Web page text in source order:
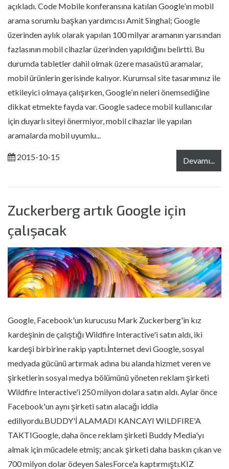
açıkladı. Code Mobile konferansına katılan Google’ın mobil
arama sorumlu başkan yardımcısı Amit Singhal; Google
üzerinden aylık olarak yapılan 100 milyar aramanın yarısından
fazlasının mobil cihazlar üzerinden yapıldığını belirtti. Bu
durumda tabletler dahil olmak üzere masaüstü aramalar,
mobil ürünlerin gerisinde kalıyor. Kurumsal site tasarımınız ile
etkileyici olmaya çalışırken, Google’ın neleri önemsediğine
dikkat etmekte fayda var. Google sadece mobil kullanıcılar
için duyarlı siteyi önermiyor, mobil cihazlar ile yapılan
aramalarda mobil uyumlu...
2015-10-15 Devamı...
Zuckerberg artık Google için
çalışacak
Google, Facebook'un kurucusu Mark Zuckerberg'in kız
kardeşinin de çalıştığı Wildfire Interactive'i satın aldı, iki
kardeşi birbirine rakip yaptı.İnternet devi Google, sosyal
medyada gücünü artırmak adına bu alanda hizmet veren ve
şirketlerin sosyal medya bölümünü yöneten reklam şirketi
Wildfire Interactive'i 250 milyon dolara satın aldı. Aylar önce
Facebook'un aynı şirketi satın alacağı iddia
ediliyordu.BUDDY'İ ALAMADI KANCAYI WILDFIRE'A
TAKTIGoogle, daha önce reklam şirketi Buddy Media'yı
almak için mücadele etmiş; ancak şirketi daha baskın çıkan ve
700 milyon dolar ödeyen SalesForce'a kaptırmıştı.KIZ